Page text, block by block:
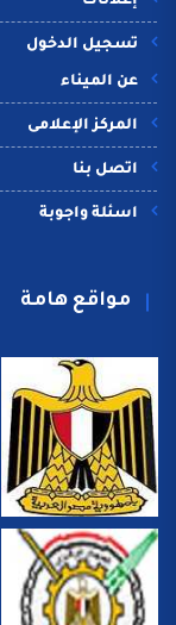
تسجيل الدخول
عن الميناء
المركز الإعلامى
اتصل بنا
اسئلة واجوبة
مواقع هامة